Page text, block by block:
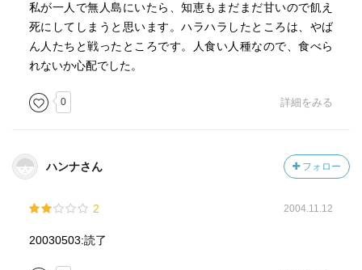
私が一人で無人島にいたら、知恵もまだまだ甘いので飢え
死にしてしまうと思います。ハラハラしたところは、やば
ん人たちと戦ったところです。人食い人種なので、食べら
れないか心配でした。
0 詳細をみる
ハンナさん フォロー
2 2004.11.12
20030503:読了